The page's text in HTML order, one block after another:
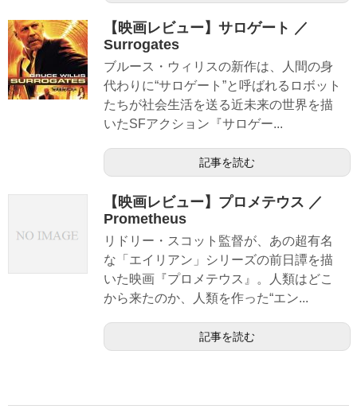
【映画レビュー】サロゲート ／
Surrogates
ブルース・ウィリスの新作は、人間の身
代わりに“サロゲート”と呼ばれるロボット
たちが社会生活を送る近未来の世界を描
いたSFアクション『サロゲー...
記事を読む
【映画レビュー】プロメテウス ／
Prometheus
リドリー・スコット監督が、あの超有名
な「エイリアン」シリーズの前日譚を描
いた映画『プロメテウス』。人類はどこ
から来たのか、人類を作った“エン...
記事を読む